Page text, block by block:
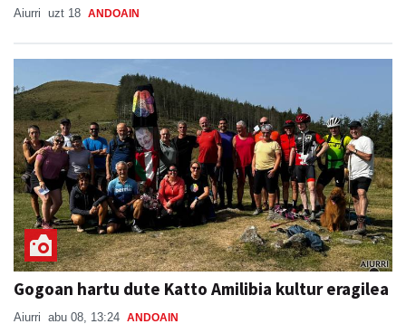
Aiurri uzt 18 ANDOAIN
Gogoan hartu dute Katto Amilibia kultur eragilea
Aiurri abu 08, 13:24 ANDOAIN